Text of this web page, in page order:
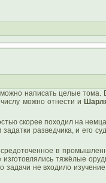
написать целые
можно отнести и
скорее походил на
разведчика, и его
в
тяжёлые
не входило